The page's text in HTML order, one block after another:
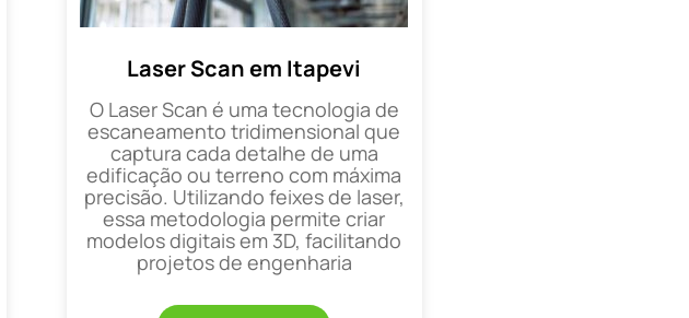
Laser Scan em Itapevi
O Laser Scan é uma tecnologia de
escaneamento tridimensional que
captura cada detalhe de uma
edificação ou terreno com máxima
precisão. Utilizando feixes de laser,
essa metodologia permite criar
modelos digitais em 3D, facilitando
projetos de engenharia